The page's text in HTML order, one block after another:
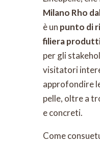
Milano Rho
è un punto di
filiera
per gli
visitatori
approfondire
pelle, oltre a
e concreti.
Come